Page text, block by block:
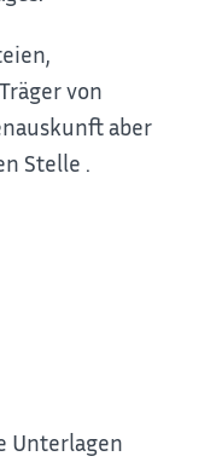
von
aber
Stelle .
Unterlagen